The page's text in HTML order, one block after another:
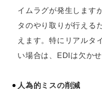
イムラグが発生します
タのやり取りが行える
えます。特にリアルタ
い場合は、EDIは欠か
人為的ミスの削減